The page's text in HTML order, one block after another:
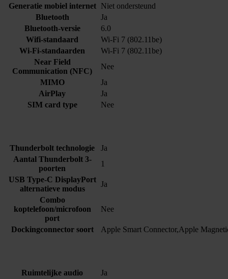
Generatie mobiel internet
Niet ondersteund
Bluetooth
Ja
Bluetooth-versie
6.0
Wifi-standaard
Wi-Fi 7 (802.11be)
Wi-Fi-standaarden
Wi-Fi 7 (802.11be)
Near Field
Communication (NFC)
Nee
MIMO
Ja
AirPlay
Ja
SIM card type
Nee
Thunderbolt technologie
Ja
Aantal Thunderbolt 3-
poorten
1
USB Type-C DisplayPort
alternatieve modus
Ja
Combo
koptelefoon/microfoon
port
Nee
Dockingconnector soort Apple Smart Connector,Apple
Ruimtelijke audio Ja